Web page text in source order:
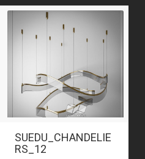
SUEDU_CHANDELIE
RS_12